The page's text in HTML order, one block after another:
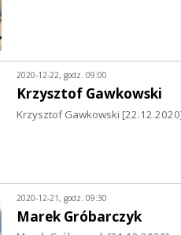
2020-12-22, godz. 09:00
Krzysztof Gawkowski
Krzysztof Gawkowski
2020-12-21, godz. 09:30
Marek Gróbarczyk